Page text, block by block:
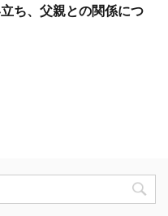
ち、父親との関係につ